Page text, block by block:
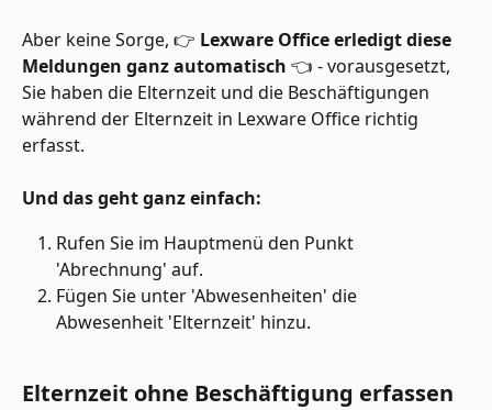
Aber keine Sorge, 👉 Lexware Office erledigt diese
Meldungen ganz automatisch 👈 - vorausgesetzt,
Sie haben die Elternzeit und die Beschäftigungen
während der Elternzeit in Lexware Office richtig
erfasst.
Und das geht ganz einfach:
Rufen Sie im Hauptmenü den Punkt
'Abrechnung' auf.
Fügen Sie unter 'Abwesenheiten' die
Abwesenheit 'Elternzeit' hinzu.
Elternzeit ohne Beschäftigung erfassen